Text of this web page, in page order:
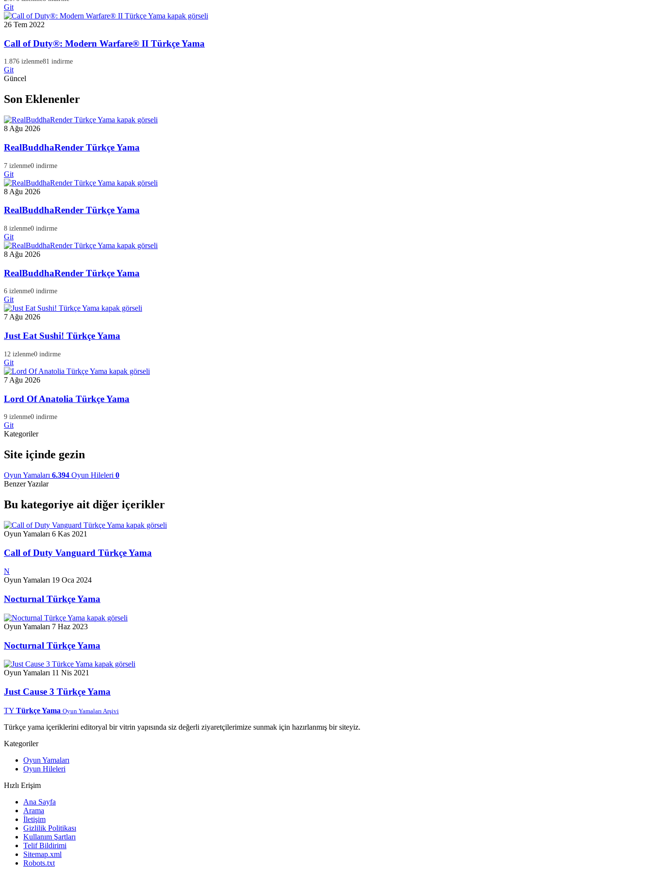
Git
26 Tem 2022
Call of Duty®: Modern Warfare® II Türkçe Yama
1.876 izlenme81 indirme
Git
Güncel
Son Eklenenler
8 Ağu 2026
RealBuddhaRender Türkçe Yama
7 izlenme0 indirme
Git
8 Ağu 2026
RealBuddhaRender Türkçe Yama
8 izlenme0 indirme
Git
8 Ağu 2026
RealBuddhaRender Türkçe Yama
6 izlenme0 indirme
Git
7 Ağu 2026
Just Eat Sushi! Türkçe Yama
12 izlenme0 indirme
Git
7 Ağu 2026
Lord Of Anatolia Türkçe Yama
9 izlenme0 indirme
Git
Kategoriler
Site içinde gezin
Oyun Yamaları 6.394 Oyun Hileleri 0
Benzer Yazılar
Bu kategoriye ait diğer içerikler
Oyun Yamaları 6 Kas 2021
Call of Duty Vanguard Türkçe Yama
N
Oyun Yamaları 19 Oca 2024
Nocturnal Türkçe Yama
Oyun Yamaları 7 Haz 2023
Nocturnal Türkçe Yama
Oyun Yamaları 11 Nis 2021
Just Cause 3 Türkçe Yama
TY Türkçe Yama Oyun Yamaları Arşivi
Türkçe yama içeriklerini editoryal bir vitrin yapısında siz değerli ziyaretçilerimize sunmak için hazırlanmış bir siteyiz.
Kategoriler
Oyun Yamaları
Oyun Hileleri
Hızlı Erişim
Ana Sayfa
Arama
İletişim
Gizlilik Politikası
Kullanım Şartları
Telif Bildirimi
Sitemap.xml
Robots.txt